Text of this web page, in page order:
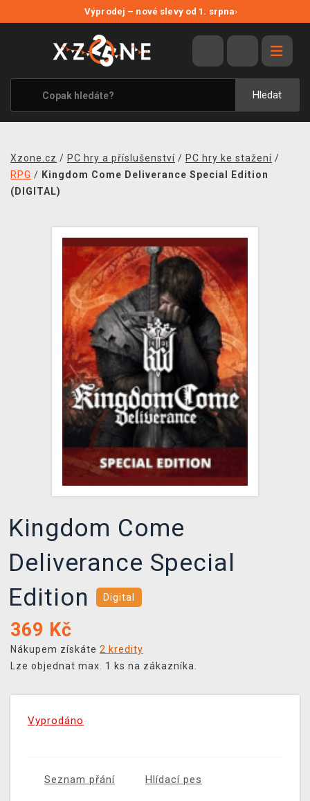
Výprodej – nové slevy od 1. srpna›
Hledat
VÝPRODEJ
VIDEOHRY
XZONE ORIGINALS
TÉMATIKY
MERCHANDISE
PRODEJNY
DOPRAVA
XZONE KLUB
TCG & BOARDGAME HUB
VÝKUP HER (BAZAR)
Xzone.cz / PC hry a příslušenství / PC hry ke stažení /
RPG / Kingdom Come Deliverance Special Edition
(DIGITAL)
Kingdom Come
Deliverance Special
Edition
Digital
369 Kč
Nákupem získáte 2 kredity
Lze objednat max. 1 ks na zákazníka.
Vyprodáno
Seznam přání Hlídací pes